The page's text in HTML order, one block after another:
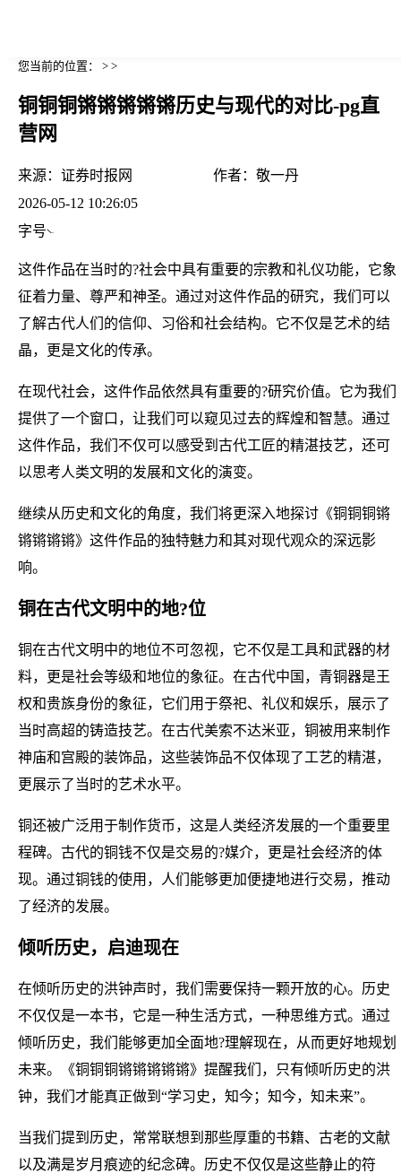
您当前的位置： > >
铜铜铜锵锵锵锵锵历史与现代的对比-pg直
营网
来源： 证券时报网 作者： 敬一丹
2026-05-12 10:26:05
字号
这件作品在当时的?社会中具有重要的宗教和礼仪功能，它象
征着力量、尊严和神圣。通过对这件作品的研究，我们可以
了解古代人们的信仰、习俗和社会结构。它不仅是艺术的结
晶，更是文化的传承。
在现代社会，这件作品依然具有重要的?研究价值。它为我们
提供了一个窗口，让我们可以窥见过去的辉煌和智慧。通过
这件作品，我们不仅可以感受到古代工匠的精湛技艺，还可
以思考人类文明的发展和文化的演变。
继续从历史和文化的角度，我们将更深入地探讨《铜铜铜锵
锵锵锵锵》这件作品的独特魅力和其对现代观众的深远影
响。
铜在古代文明中的地?位
铜在古代文明中的地位不可忽视，它不仅是工具和武器的材
料，更是社会等级和地位的象征。在古代中国，青铜器是王
权和贵族身份的象征，它们用于祭祀、礼仪和娱乐，展示了
当时高超的铸造技艺。在古代美索不达米亚，铜被用来制作
神庙和宫殿的装饰品，这些装饰品不仅体现了工艺的精湛，
更展示了当时的艺术水平。
铜还被广泛用于制作货币，这是人类经济发展的一个重要里
程碑。古代的铜钱不仅是交易的?媒介，更是社会经济的体
现。通过铜钱的使用，人们能够更加便捷地进行交易，推动
了经济的发展。
倾听历史，启迪现在
在倾听历史的洪钟声时，我们需要保持一颗开放的心。历史
不仅仅是一本书，它是一种生活方式，一种思维方式。通过
倾听历史，我们能够更加全面地?理解现在，从而更好地规划
未来。《铜铜铜锵锵锵锵锵》提醒我们，只有倾听历史的洪
钟，我们才能真正做到“学习史，知今；知今，知未来”。
当我们提到历史，常常联想到那些厚重的书籍、古老的文献
以及满是岁月痕迹的纪念碑。历史不仅仅是这些静止的符